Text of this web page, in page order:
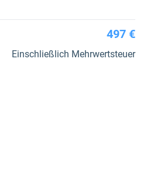
497 €
Einschließlich Mehrwertsteuer